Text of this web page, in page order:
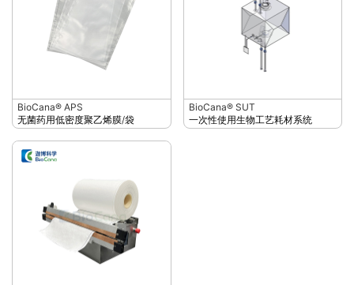
BioCana® APS
无菌药用低密度聚乙烯膜/袋
BioCana® SUT
一次性使用生物工艺耗材系统